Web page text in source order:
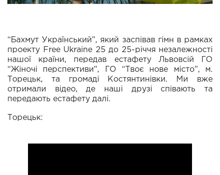
“Бахмут Український”, який заспівав гімн в рамках
проекту Free Ukraine 25 до 25-річчя незалежності
нашої країни, передав естафету Львовсій ГО
“Жіночі перспективи”, ГО “Твоє нове місто”, м.
Торецьк, та громаді Костянтинівки. Ми вже
отримали відео, де наші друзі співають та
передають естафету далі.
Торецьк: